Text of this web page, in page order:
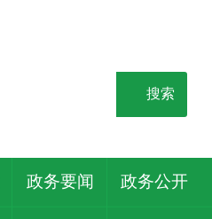
搜索
政务要闻 政务公开